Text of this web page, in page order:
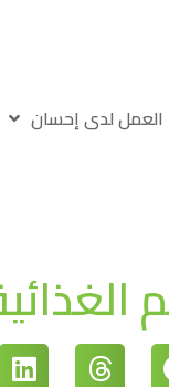
العمل لدى إحسان